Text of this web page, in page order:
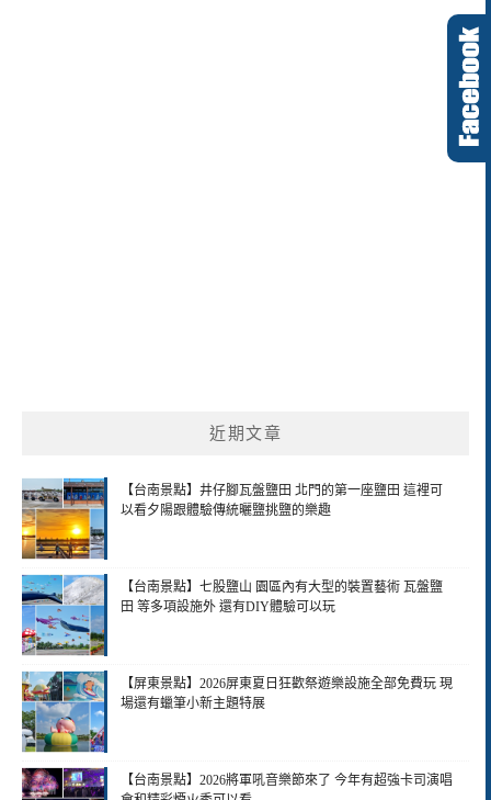
近期文章
【台南景點】井仔腳瓦盤鹽田 北門的第一座鹽田 這裡可
以看夕陽跟體驗傳統曬鹽挑鹽的樂趣
【台南景點】七股鹽山 園區內有大型的裝置藝術 瓦盤鹽
田 等多項設施外 還有DIY體驗可以玩
【屏東景點】2026屏東夏日狂歡祭遊樂設施全部免費玩 現
場還有蠟筆小新主題特展
【台南景點】2026將軍吼音樂節來了 今年有超強卡司演唱